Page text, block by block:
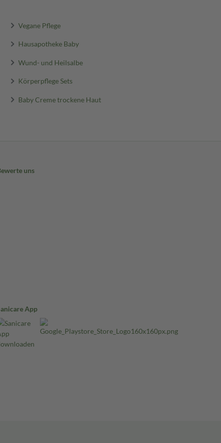
Vegane Pflege
Hausapotheke Baby
Wund- und Heilsalbe
Körperpflege Sets
Baby Creme trockene Haut
uns
App